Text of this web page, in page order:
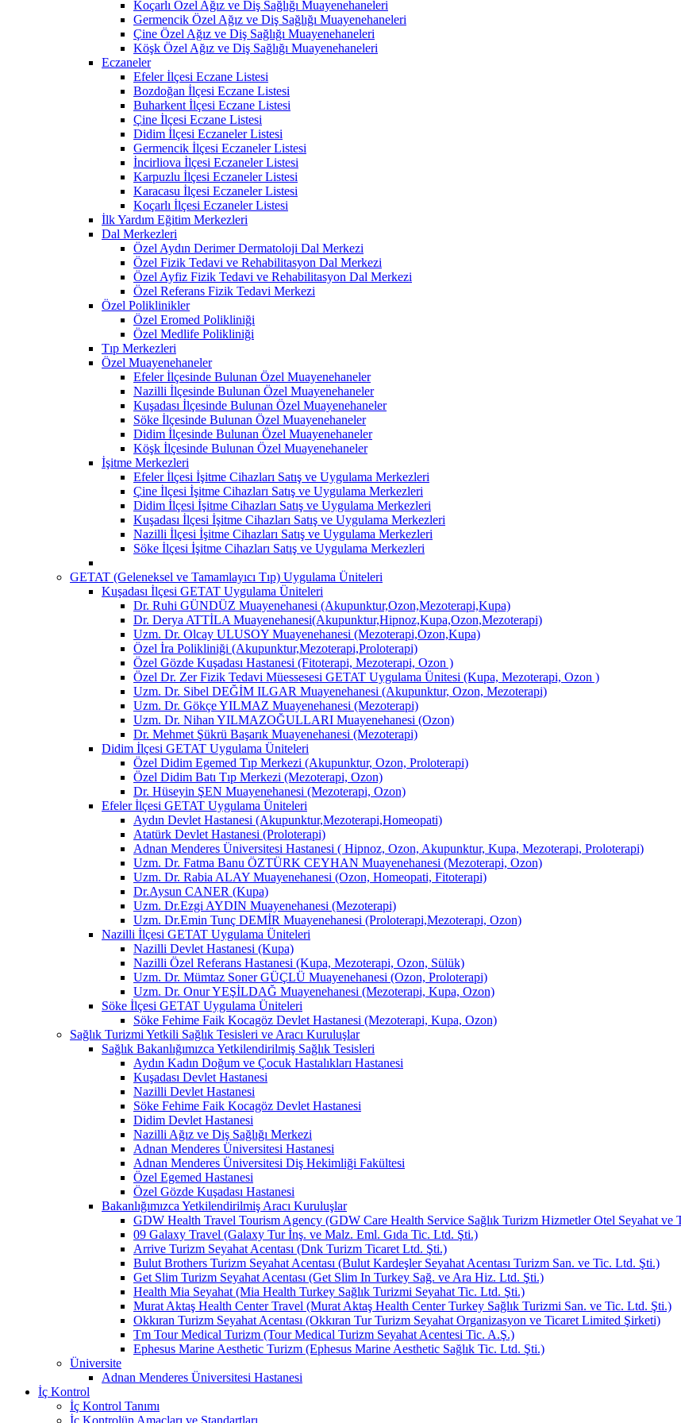
Koçarlı Özel Ağız ve Diş Sağlığı Muayenehaneleri
Germencik Özel Ağız ve Diş Sağlığı Muayenehaneleri
Çine Özel Ağız ve Diş Sağlığı Muayenehaneleri
Köşk Özel Ağız ve Diş Sağlığı Muayenehaneleri
Eczaneler
Efeler İlçesi Eczane Listesi
Bozdoğan İlçesi Eczane Listesi
Buharkent İlçesi Eczane Listesi
Çine İlçesi Eczane Listesi
Didim İlçesi Eczaneler Listesi
Germencik İlçesi Eczaneler Listesi
İncirliova İlçesi Eczaneler Listesi
Karpuzlu İlçesi Eczaneler Listesi
Karacasu İlçesi Eczaneler Listesi
Koçarlı İlçesi Eczaneler Listesi
İlk Yardım Eğitim Merkezleri
Dal Merkezleri
Özel Aydın Derimer Dermatoloji Dal Merkezi
Özel Fizik Tedavi ve Rehabilitasyon Dal Merkezi
Özel Ayfiz Fizik Tedavi ve Rehabilitasyon Dal Merkezi
Özel Referans Fizik Tedavi Merkezi
Özel Poliklinikler
Özel Eromed Polikliniği
Özel Medlife Polikliniği
Tıp Merkezleri
Özel Muayenehaneler
Efeler İlçesinde Bulunan Özel Muayenehaneler
Nazilli İlçesinde Bulunan Özel Muayenehaneler
Kuşadası İlçesinde Bulunan Özel Muayenehaneler
Söke İlçesinde Bulunan Özel Muayenehaneler
Didim İlçesinde Bulunan Özel Muayenehaneler
Köşk İlçesinde Bulunan Özel Muayenehaneler
İşitme Merkezleri
Efeler İlçesi İşitme Cihazları Satış ve Uygulama Merkezleri
Çine İlçesi İşitme Cihazları Satış ve Uygulama Merkezleri
Didim İlçesi İşitme Cihazları Satış ve Uygulama Merkezleri
Kuşadası İlçesi İşitme Cihazları Satış ve Uygulama Merkezleri
Nazilli İlçesi İşitme Cihazları Satış ve Uygulama Merkezleri
Söke İlçesi İşitme Cihazları Satış ve Uygulama Merkezleri
GETAT (Geleneksel ve Tamamlayıcı Tıp) Uygulama Üniteleri
Kuşadası İlçesi GETAT Uygulama Üniteleri
Dr. Ruhi GÜNDÜZ Muayenehanesi (Akupunktur,Ozon,Mezoterapi,Kupa)
Dr. Derya ATTİLA Muayenehanesi(Akupunktur,Hipnoz,Kupa,Ozon,Mezoterapi)
Uzm. Dr. Olcay ULUSOY Muayenehanesi (Mezoterapi,Ozon,Kupa)
Özel İra Polikliniği (Akupunktur,Mezoterapi,Proloterapi)
Özel Gözde Kuşadası Hastanesi (Fitoterapi, Mezoterapi, Ozon )
Özel Dr. Zer Fizik Tedavi Müessesesi GETAT Uygulama Ünitesi (Kupa, Mezoterapi, Ozon )
Uzm. Dr. Sibel DEĞİM ILGAR Muayenehanesi (Akupunktur, Ozon, Mezoterapi)
Uzm. Dr. Gökçe YILMAZ Muayenehanesi (Mezoterapi)
Uzm. Dr. Nihan YILMAZOĞULLARI Muayenehanesi (Ozon)
Dr. Mehmet Şükrü Başarık Muayenehanesi (Mezoterapi)
Didim İlçesi GETAT Uygulama Üniteleri
Özel Didim Egemed Tıp Merkezi (Akupunktur, Ozon, Proloterapi)
Özel Didim Batı Tıp Merkezi (Mezoterapi, Ozon)
Dr. Hüseyin ŞEN Muayenehanesi (Mezoterapi, Ozon)
Efeler İlçesi GETAT Uygulama Üniteleri
Aydın Devlet Hastanesi (Akupunktur,Mezoterapi,Homeopati)
Atatürk Devlet Hastanesi (Proloterapi)
Adnan Menderes Üniversitesi Hastanesi ( Hipnoz, Ozon, Akupunktur, Kupa, Mezoterapi, Proloterapi)
Uzm. Dr. Fatma Banu ÖZTÜRK CEYHAN Muayenehanesi (Mezoterapi, Ozon)
Uzm. Dr. Rabia ALAY Muayenehanesi (Ozon, Homeopati, Fitoterapi)
Dr.Aysun CANER (Kupa)
Uzm. Dr.Ezgi AYDIN Muayenehanesi (Mezoterapi)
Uzm. Dr.Emin Tunç DEMİR Muayenehanesi (Proloterapi,Mezoterapi, Ozon)
Nazilli İlçesi GETAT Uygulama Üniteleri
Nazilli Devlet Hastanesi (Kupa)
Nazilli Özel Referans Hastanesi (Kupa, Mezoterapi, Ozon, Sülük)
Uzm. Dr. Mümtaz Soner GÜÇLÜ Muayenehanesi (Ozon, Proloterapi)
Uzm. Dr. Onur YEŞİLDAĞ Muayenehanesi (Mezoterapi, Kupa, Ozon)
Söke İlçesi GETAT Uygulama Üniteleri
Söke Fehime Faik Kocagöz Devlet Hastanesi (Mezoterapi, Kupa, Ozon)
Sağlık Turizmi Yetkili Sağlık Tesisleri ve Aracı Kuruluşlar
Sağlık Bakanlığımızca Yetkilendirilmiş Sağlık Tesisleri
Aydın Kadın Doğum ve Çocuk Hastalıkları Hastanesi
Kuşadası Devlet Hastanesi
Nazilli Devlet Hastanesi
Söke Fehime Faik Kocagöz Devlet Hastanesi
Didim Devlet Hastanesi
Nazilli Ağız ve Diş Sağlığı Merkezi
Adnan Menderes Üniversitesi Hastanesi
Adnan Menderes Üniversitesi Diş Hekimliği Fakültesi
Özel Egemed Hastanesi
Özel Gözde Kuşadası Hastanesi
Bakanlığımızca Yetkilendirilmiş Aracı Kuruluşlar
GDW Health Travel Tourism Agency (GDW Care Health Service Sağlık Turizm Hizmetler Otel Seyahat ve
09 Galaxy Travel (Galaxy Tur İnş. ve Malz. Eml. Gıda Tic. Ltd. Şti.)
Arrive Turizm Seyahat Acentası (Dnk Turizm Ticaret Ltd. Şti.)
Bulut Brothers Turizm Seyahat Acentası (Bulut Kardeşler Seyahat Acentası Turizm San. ve Tic. Ltd. Şti.)
Get Slim Turizm Seyahat Acentası (Get Slim In Turkey Sağ. ve Ara Hiz. Ltd. Şti.)
Health Mia Seyahat (Mia Health Turkey Sağlık Turizmi Seyahat Tic. Ltd. Şti.)
Murat Aktaş Health Center Travel (Murat Aktaş Health Center Turkey Sağlık Turizmi San. ve Tic. Ltd. Şti.)
Okkıran Turizm Seyahat Acentası (Okkıran Tur Turizm Seyahat Organizasyon ve Ticaret Limited Şirketi)
Tm Tour Medical Turizm (Tour Medical Turizm Seyahat Acentesi Tic. A.Ş.)
Ephesus Marine Aesthetic Turizm (Ephesus Marine Aesthetic Sağlık Tic. Ltd. Şti.)
Üniversite
Adnan Menderes Üniversitesi Hastanesi
İç Kontrol
İç Kontrol Tanımı
İç Kontrolün Amaçları ve Standartları